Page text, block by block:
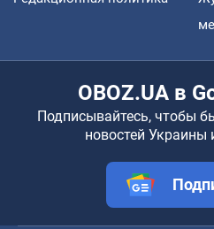
OBOZ.UA в
Подписывайтесь, чтобы
новостей Украины